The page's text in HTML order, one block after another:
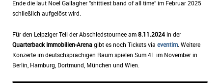
Ende die laut Noel Gallagher “shittiest band of all time” im Februar 2025
schließlich aufgelöst wird.
Für den Leipziger Teil der Abschiedstournee am8.11.2024 in der
Quarterback Immobilien-Arenagibt es noch Tickets via eventim. Weitere
Konzerte im deutschsprachigen Raum spielen Sum 41 im November in
Berlin, Hamburg, Dortmund, München und Wien.